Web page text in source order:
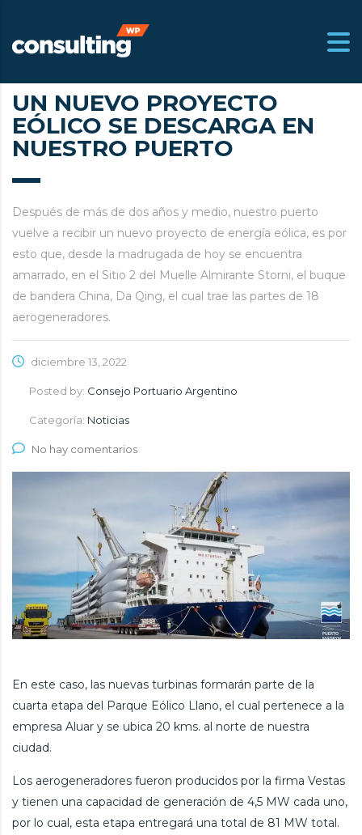
UN NUEVO PROYECTO
EÓLICO SE DESCARGA EN
NUESTRO PUERTO
Después de más de dos años y medio, nuestro puerto
vuelve a recibir un nuevo proyecto de energía eólica, es por
esto que, desde la madrugada de hoy se encuentra
amarrado, en el Sitio 2 del Muelle Almirante Storni, el buque
de bandera China, Da Qing, el cual trae las partes de 18
aerogeneradores.
diciembre 13, 2022
Posted by: Consejo Portuario Argentino
Categoría: Noticias
No hay comentarios
En este caso, las nuevas turbinas formarán parte de la
cuarta etapa del Parque Eólico Llano, el cual pertenece a la
empresa Aluar y se ubica 20 kms. al norte de nuestra
ciudad.
Los aerogeneradores fueron producidos por la firma Vestas
y tienen una capacidad de generación de 4,5 MW cada uno,
por lo cual, esta etapa entregará una total de 81 MW total.